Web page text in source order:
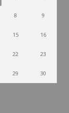
8 9
15 16
22 23
29 30